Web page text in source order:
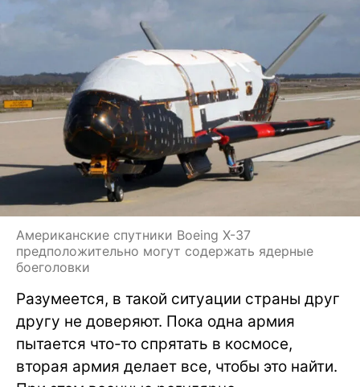
Американские спутники Boeing X-37
предположительно могут содержать ядерные
боеголовки
Разумеется, в такой ситуации страны друг
другу не доверяют. Пока одна армия
пытается что-то спрятать в космосе,
вторая армия делает все, чтобы это найти.